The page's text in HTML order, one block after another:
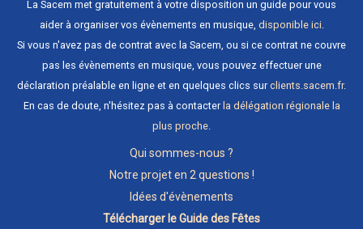
La Sacem met gratuitement à votre disposition un guide pour vous
aider à organiser vos évènements en musique, disponible ici.
Si vous n'avez pas de contrat avec la Sacem, ou si ce contrat ne couvre
pas les évènements en musique, vous pouvez effectuer une
déclaration préalable en ligne et en quelques clics surclients.sacem.fr.
En cas de doute, n'hésitez pas à contacter la délégation régionale la
plus proche
Qui sommes-nous ?
Notre projet en 2 questions !
Idées d'évènements
Télécharger le Guide des Fêtes